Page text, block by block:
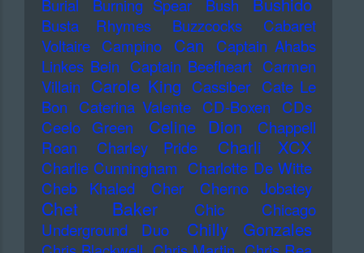
Burial Burning Spear Bush Bushido
Busta Rhymes Buzzcocks
Cabaret
Voltaire Campino Can
Captain Ahabs
Linkes Bein Captain Beefheart Carmen
Villain Carole King Cassiber Cate Le
Bon
Caterina Valente CD-Boxen
CDs
Ceelo Green
Celine Dion
Chappell
Roan
Charley Pride Charli XCX
Charlie Cunningham Charlotte De Witte
Cheb Khaled
Cher Cherno Jobatey
Chet Baker Chic
Chicago
Underground Duo
Chilly Gonzales